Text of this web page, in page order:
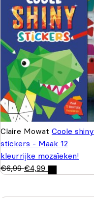
Claire Mowat Coole shiny
stickers - Maak 12
kleurrijke mozaïeken!
€6,99 €4,99